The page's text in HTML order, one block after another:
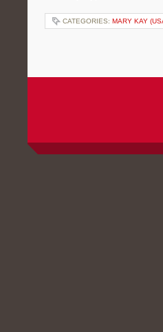
CATEGORIES: MARY KAY